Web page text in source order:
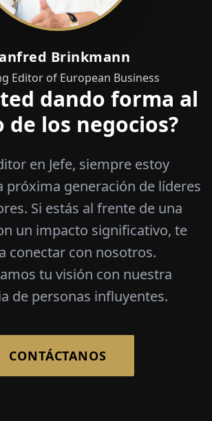
Brinkmann
Editor of European Business
dando forma al
los negocios?
en Jefe, siempre estoy
próxima generación de líderes
Si estás al frente de una
un impacto significativo, te
conectar con nosotros.
tu visión con nuestra
de personas influyentes.
CONTÁCTANOS